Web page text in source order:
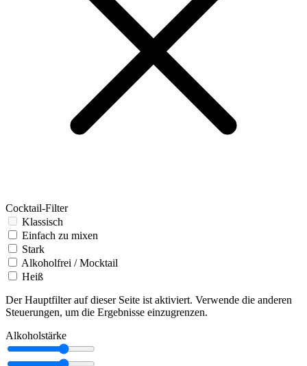
Cocktail-Filter
Klassisch
Einfach zu mixen
Stark
Alkoholfrei / Mocktail
Heiß
Der Hauptfilter auf dieser Seite ist aktiviert. Verwende die anderen
Steuerungen, um die Ergebnisse einzugrenzen.
Alkoholstärke